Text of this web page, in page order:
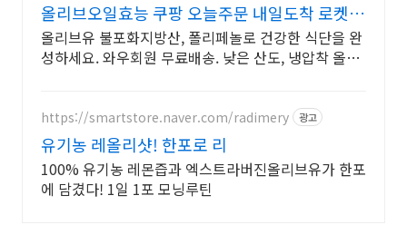
올리브오일효능 쿠팡 오늘주문 내일도착 로켓배
송
올리브유 불포화지방산, 폴리페놀로 건강한 식단을 완
성하세요. 와우회원 무료배송. 낮은 산도, 냉압착 올리
https://smartstore.naver.com/radimery 광고
유기농 레올리샷! 한포로 리
100% 유기농 레몬즙과 엑스트라버진올리브유가 한포
에 담겼다! 1일 1포 모닝루틴